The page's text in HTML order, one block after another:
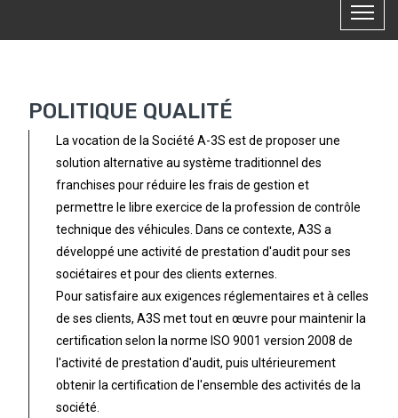
POLITIQUE QUALITÉ
La vocation de la Société A-3S est de proposer une
solution alternative au système traditionnel des
franchises pour réduire les frais de gestion et
permettre le libre exercice de la profession de contrôle
technique des véhicules. Dans ce contexte, A3S a
développé une activité de prestation d'audit pour ses
sociétaires et pour des clients externes.
Pour satisfaire aux exigences réglementaires et à celles
de ses clients, A3S met tout en œuvre pour maintenir la
certification selon la norme ISO 9001 version 2008 de
l'activité de prestation d'audit, puis ultérieurement
obtenir la certification de l'ensemble des activités de la
société.